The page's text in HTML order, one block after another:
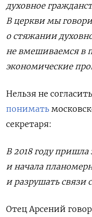
духовное
В церкви мы
о стяжании
не вмешиваемся в
экономические
Нельзя не
понимать
секретаря:
В 2018 году пришла
и начала
и разрушать связи
Отец Арсений